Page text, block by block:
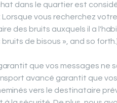
dans le quartier est
Lorsque vous recherchez
des bruits auxquels il a
de bisous », and so
que vos messages ne
avancé garantit que
vers le destinataire